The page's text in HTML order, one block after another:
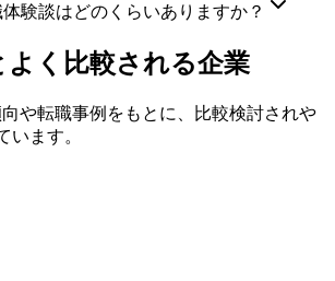
体験談はどのくらいありますか？
よく比較される企業
や転職事例をもとに、比較検討されや
います。